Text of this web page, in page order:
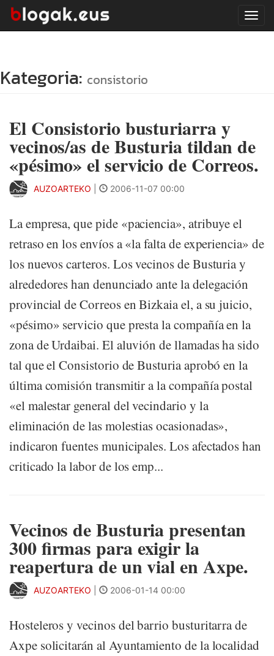
Kategoria: consistorio
El Consistorio busturiarra y
vecinos/as de Busturia tildan de
«pésimo» el servicio de Correos.
AUZOARTEKO 2006-11-07 00:00
La empresa, que pide «paciencia», atribuye el
retraso en los envíos a «la falta de experiencia» de
los nuevos carteros. Los vecinos de Busturia y
alrededores han denunciado ante la delegación
provincial de Correos en Bizkaia el, a su juicio,
«pésimo» servicio que presta la compañía en la
zona de Urdaibai. El aluvión de llamadas ha sido
tal que el Consistorio de Busturia aprobó en la
última comisión transmitir a la compañía postal
«el malestar general del vecindario y la
eliminación de las molestias ocasionadas»,
indicaron fuentes municipales. Los afectados han
criticado la labor de los emp...
Vecinos de Busturia presentan
300 firmas para exigir la
reapertura de un vial en Axpe.
AUZOARTEKO 2006-01-14 00:00
Hosteleros y vecinos del barrio busturitarra de
Axpe solicitarán al Ayuntamiento de la localidad